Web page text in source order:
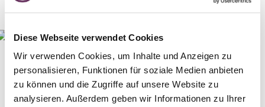
Diese Webseite verwendet Cookies
Wir verwenden Cookies, um Inhalte und Anzeigen zu
personalisieren, Funktionen für soziale Medien anbieten
zu können und die Zugriffe auf unsere Website zu
analysieren. Außerdem geben wir Informationen zu Ihrer